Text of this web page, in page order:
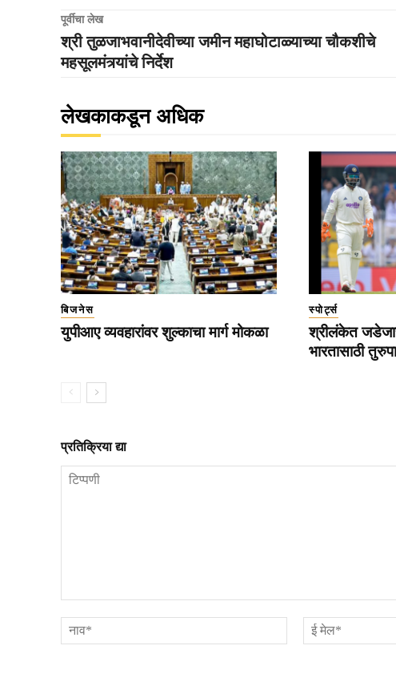
पूर्वीचा लेख
श्री तुळजाभवानीदेवीच्या जमीन महाघोटाळ्याच्या चौकशीचे
महसूलमंत्र्यांचे निर्देश
लेखकाकडून अधिक
बिजनेस
युपीआए व्यवहारांवर शुल्काचा मार्ग मोकळा
स्पोर्ट्स
श्रीलंकेत
भारतासाठी
प्रतिक्रिया द्या
नाव*